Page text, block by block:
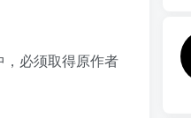
必须取得原作者